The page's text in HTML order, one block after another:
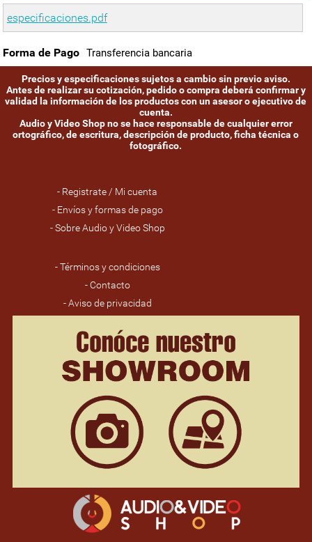
especificaciones.pdf
Forma de Pago Transferencia bancaria
Precios y especificaciones sujetos a cambio sin previo aviso.
Antes de realizar su cotización, pedido o compra deberá confirmar y
validad la información de los productos con un asesor o ejecutivo de
cuenta.
Audio y Video Shop no se hace responsable de cualquier error
ortográfico, de escritura, descripción de producto, ficha técnica o
fotográfico.
- Registrate / Mi cuenta
- Envíos y formas de pago
- Sobre Audio y Video Shop
- Términos y condiciones
- Contacto
- Aviso de privacidad